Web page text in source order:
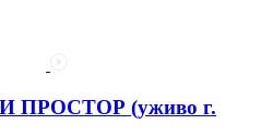
(уживо г.